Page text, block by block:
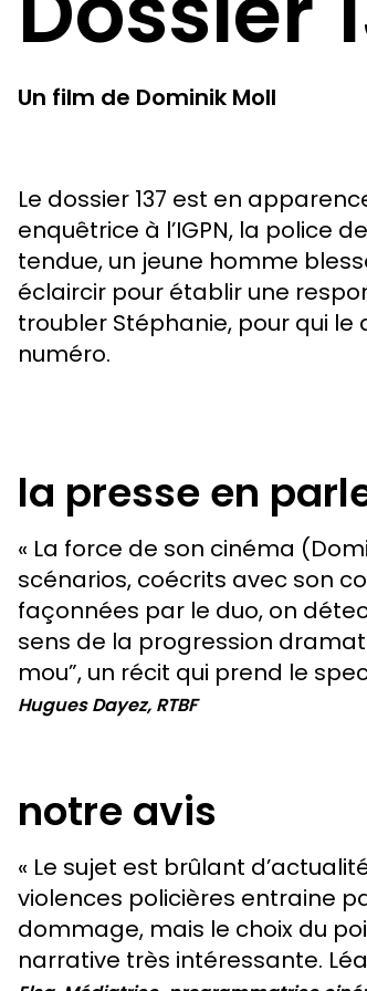
Un film de Dominik Moll
Le dossier 137 est en
enquêtrice à l’IGPN, la police
tendue, un jeune homme
éclaircir pour établir une
troubler Stéphanie, pour qui le
numéro.
la presse en
« La force de son cinéma
scénarios, coécrits avec son
façonnées par le duo, on
sens de la progression
mou”, un récit qui prend le
Hugues Dayez, RTBF
notre avis
« Le sujet est brûlant
violences policières entraine
dommage, mais le choix du
narrative très intéressante.